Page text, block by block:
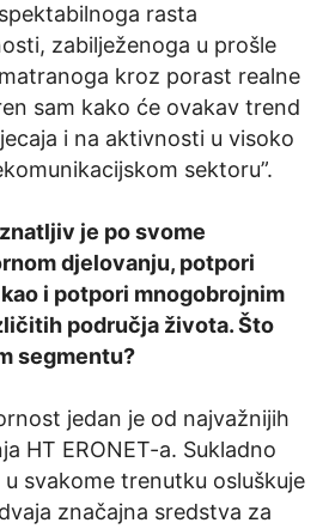
rasta
zabilježenoga u prošle
kroz porast realne
sam kako će ovakav trend
i na aktivnosti u visoko
sektoru”.
je po svome
djelovanju, potpori
i potpori mnogobrojnim
područja života. Što
segmentu?
jedan je od najvažnijih
HT ERONET-a. Sukladno
u svakome trenutku osluškuje
značajna sredstva za